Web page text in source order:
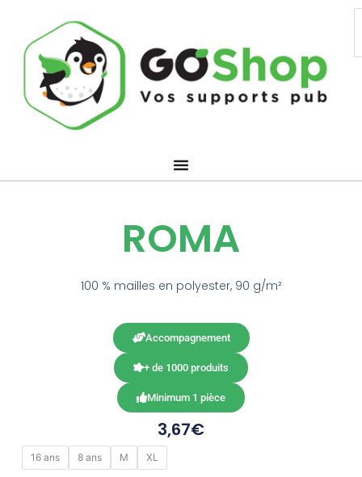
contenu
ROMA
100 % mailles en polyester, 90 g/m²
Accompagnement
+ de 1000 produits
Minimum 1 pièce
3,67€
16 ans 8 ans M XL
quantité
de